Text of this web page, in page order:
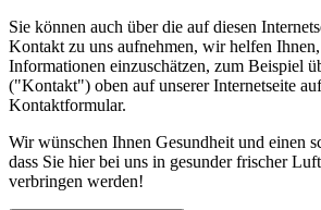
Sie können auch über die auf diesen
Kontakt zu uns aufnehmen, wir helfen
Informationen einzuschätzen, zum Beispiel
("Kontakt") oben auf unserer Internetseite
Kontaktformular.
Wir wünschen Ihnen Gesundheit und einen
dass Sie hier bei uns in gesunder frischer
verbringen werden!